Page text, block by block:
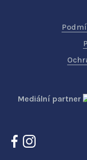
Mediální partner